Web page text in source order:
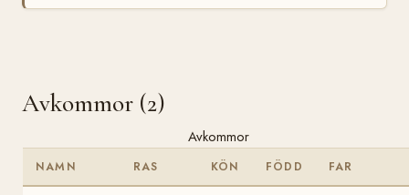
Avkommor (2)
Avkommor
NAMN RAS KÖN FÖDD FAR